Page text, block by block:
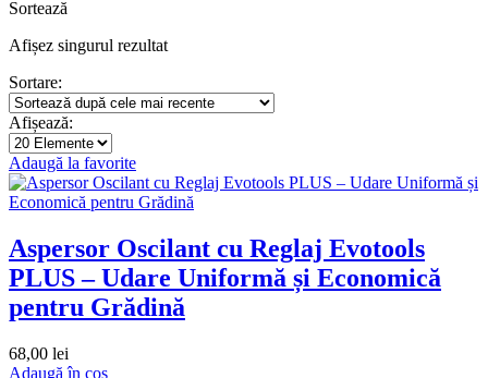
Sortează
Afișez singurul rezultat
Sortare:
Afișează:
Adaugă la favorite
Aspersor Oscilant cu Reglaj Evotools
PLUS – Udare Uniformă și Economică
pentru Grădină
68,00 lei
Adaugă în coș